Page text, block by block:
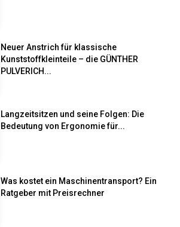
Neuer Anstrich für klassische
Kunststoffkleinteile – die GÜNTHER
PULVERICH...
Langzeitsitzen und seine Folgen: Die
Bedeutung von Ergonomie für...
Was kostet ein Maschinentransport? Ein
Ratgeber mit Preisrechner